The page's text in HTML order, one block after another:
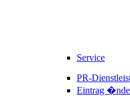
Service
PR-
Eintrag